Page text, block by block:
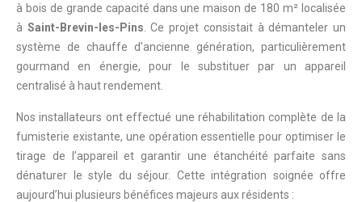
à bois de grande capacité dans une maison de 180 m² localisée
à Saint-Brevin-les-Pins . Ce projet consistait à démanteler un
système de chauffe d’ancienne génération, particulièrement
gourmand en énergie, pour le substituer par un appareil
centralisé à haut rendement.
Nos installateurs ont effectué une réhabilitation complète de la
fumisterie existante, une opération essentielle pour optimiser le
tirage de l’appareil et garantir une étanchéité parfaite sans
dénaturer le style du séjour. Cette intégration soignée offre
aujourd’hui plusieurs bénéfices majeurs aux résidents :